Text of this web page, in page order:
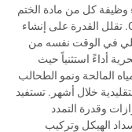
وظيفة كل من مادة الختم
واللاصق الهيكلي في أنظمة الجدران الم Curtain. تقلل القدرة على إنشاء
في الوقت نفسه من
أداءً استثنياً حيث
المالحة ونمو الطحالب
خلال أشهر. تستفيد
وقدرة التمدد
الهيكل وتركيب